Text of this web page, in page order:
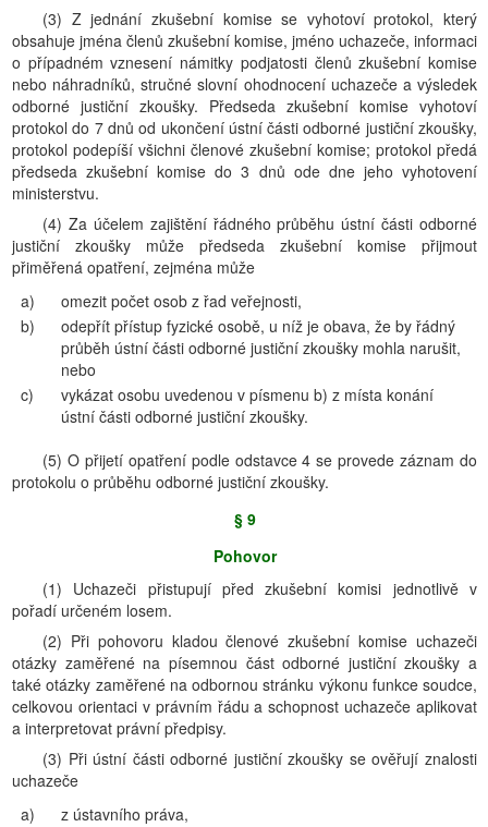
(3) Z jednání zkušební komise se vyhotoví protokol, který
obsahuje jména členů zkušební komise, jméno uchazeče, informaci
o případném vznesení námitky podjatosti členů zkušební komise
nebo náhradníků, stručné slovní ohodnocení uchazeče a výsledek
odborné justiční zkoušky. Předseda zkušební komise vyhotoví
protokol do 7 dnů od ukončení ústní části odborné justiční zkoušky,
protokol podepíší všichni členové zkušební komise; protokol předá
předseda zkušební komise do 3 dnů ode dne jeho vyhotovení
ministerstvu.
(4) Za účelem zajištění řádného průběhu ústní části odborné
justiční zkoušky může předseda zkušební komise přijmout
přiměřená opatření, zejména může
a)
omezit počet osob z řad veřejnosti,
b)
odepřít přístup fyzické osobě, u níž je obava, že by řádný
průběh ústní části odborné justiční zkoušky mohla narušit,
nebo
c)
vykázat osobu uvedenou v písmenu b) z místa konání
ústní části odborné justiční zkoušky.
(5) O přijetí opatření podle odstavce 4 se provede záznam do
protokolu o průběhu odborné justiční zkoušky.
§ 9
Pohovor
(1) Uchazeči přistupují před zkušební komisi jednotlivě v
pořadí určeném losem.
(2) Při pohovoru kladou členové zkušební komise uchazeči
otázky zaměřené na písemnou část odborné justiční zkoušky a
také otázky zaměřené na odbornou stránku výkonu funkce soudce,
celkovou orientaci v právním řádu a schopnost uchazeče aplikovat
a interpretovat právní předpisy.
(3) Při ústní části odborné justiční zkoušky se ověřují znalosti
uchazeče
a)
z ústavního práva,